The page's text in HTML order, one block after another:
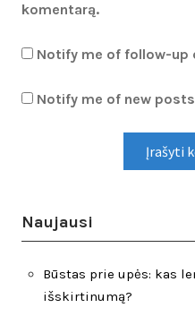
komentarą.
Notify me of follow-up
Notify me of new
Naujausi
Būstas prie upės: kas
išskirtinumą?